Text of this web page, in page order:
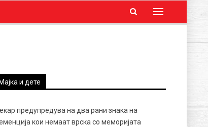
и дете
предупредува на два рани знака на
кои немаат врска со меморијата